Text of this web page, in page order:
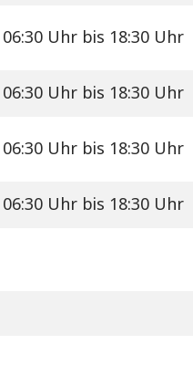
Uhr bis 18:30 Uhr
Uhr bis 18:30 Uhr
Uhr bis 18:30 Uhr
Uhr bis 18:30 Uhr